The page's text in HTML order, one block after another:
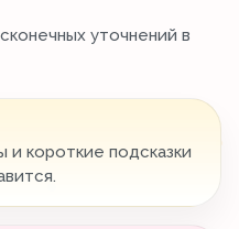
уточнений в
и короткие подсказки